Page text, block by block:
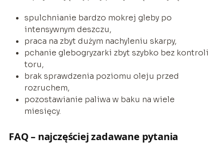
spulchnianie bardzo mokrej gleby po
intensywnym deszczu,
praca na zbyt dużym nachyleniu skarpy,
pchanie glebogryzarki zbyt szybko bez kontroli
toru,
brak sprawdzenia poziomu oleju przed
rozruchem,
pozostawianie paliwa w baku na wiele
miesięcy.
FAQ – najczęściej zadawane pytania